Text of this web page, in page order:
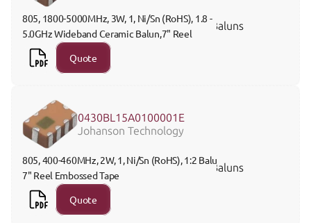
805, 1800-5000MHz, 3W, 1, Ni/Sn (RoHS), 1.8 -
5.0GHz Wideband Ceramic Balun,7" Reel
Baluns
Quote
0430BL15A0100001E
Johanson Technology
805, 400-460MHz, 2W, 1, Ni/Sn (RoHS), 1:2 Balun,
7" Reel Embossed Tape
Baluns
Quote